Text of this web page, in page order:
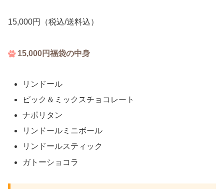
15,000円（税込/送料込）
15,000円福袋の中身
リンドール
ピック＆ミックスチョコレート
ナポリタン
リンドールミニボール
リンドールスティック
ガトーショコラ